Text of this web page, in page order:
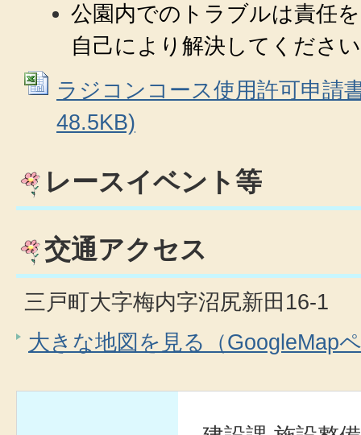
公園内でのトラブルは責任
自己により解決してくださ
ラジコンコース使用許可申請
48.5KB)
レースイベント等
交通アクセス
三戸町大字梅内字沼尻新田16-1
大きな地図を見る（GoogleMap